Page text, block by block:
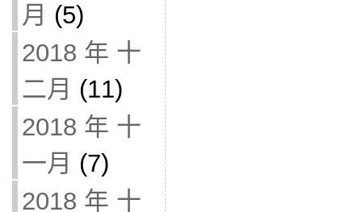
月 (5)
2018 年 十
二月 (11)
2018 年 十
一月 (7)
2018 年 十